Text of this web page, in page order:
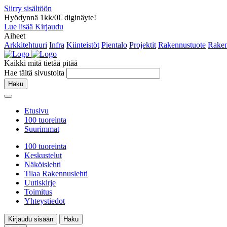
Siirry sisältöön
Hyödynnä 1kk/0€ diginäyte!
Lue lisää Kirjaudu
Aiheet
Arkkitehtuuri Infra Kiinteistöt Pientalo Projektit Rakennustuote
Kaikki mitä tietää pitää
Hae tältä sivustolta
Haku
Etusivu
100 tuoreinta
Suurimmat
100 tuoreinta
Keskustelut
Näköislehti
Tilaa Rakennuslehti
Uutiskirje
Toimitus
Yhteystiedot
Kirjaudu sisään
Haku